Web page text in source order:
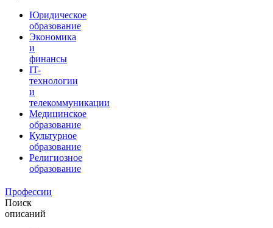
Юридическое
образование
Экономика
и
финансы
IT-
технологии
и
телекоммуникации
Медицинское
образование
Культурное
образование
Религиозное
образование
Профессии
Поиск
описаний